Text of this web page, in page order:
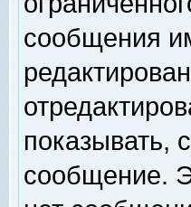
сообщения
показывать,
сообщение.